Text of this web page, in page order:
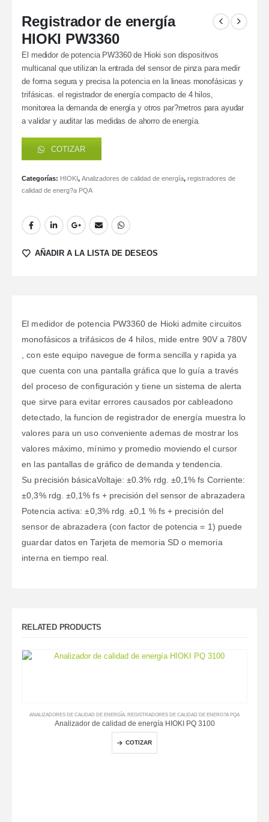
Registrador de energía
HIOKI PW3360
El medidor de potencia PW3360 de Hioki son dispositivos
multicanal que utilizan la entrada del sensor de pinza para medir
de forma segura y precisa la potencia en la lineas monofásicas y
trifásicas. el registrador de energía compacto de 4 hilos,
monitorea la demanda de energía y otros par?metros para ayudar
a validar y auditar las medidas de ahorro de energía.
COTIZAR
Categorías: HIOKI,Analizadores de calidad de energía,registradores de
calidad de energ?a PQA
AÑADIR A LA LISTA DE DESEOS
El medidor de potencia PW3360 de Hioki admite circuitos
monofásicos a trifásicos de 4 hilos, mide entre 90V a 780V
, con este equipo navegue de forma sencilla y rapida ya
que cuenta con una pantalla gráfica que lo guía a través
del proceso de configuración y tiene un sistema de alerta
que sirve para evitar errores causados por cableadono
detectado, la funcion de registrador de energía muestra lo
valores para un uso conveniente ademas de mostrar los
valores máximo, mínimo y promedio moviendo el cursor
en las pantallas de gráfico de demanda y tendencia.
Su precisión básicaVoltaje: ±0.3% rdg. ±0,1% fs Corriente:
±0,3% rdg. ±0,1% fs + precisión del sensor de abrazadera
Potencia activa: ±0,3% rdg. ±0,1 % fs + precisión del
sensor de abrazadera (con factor de potencia = 1) puede
guardar datos en Tarjeta de memoria SD o memoria
interna en tiempo real.
RELATED PRODUCTS
ANALIZADORES DE CALIDAD DE ENERGÍA, REGISTRADORES DE CALIDAD DE ENERG?A PQA
Analizador de calidad de energía HIOKI PQ 3100
COTIZAR